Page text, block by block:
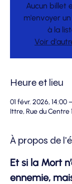
Aucun billet
m'envoyer
à la
Voir
Heure et lieu
01 févr. 2026, 14:00
Ittre, Rue du Centre
À propos de
Et si la Mort
ennemie,